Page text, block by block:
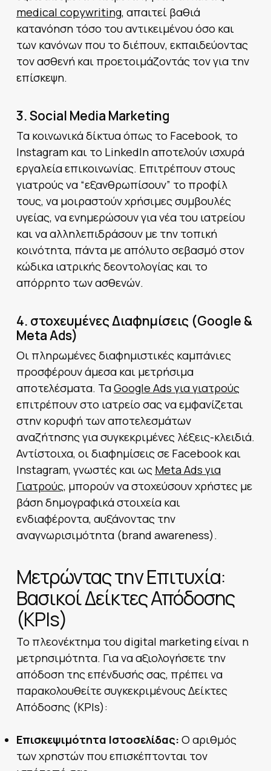
medical copywriting, απαιτεί βαθιά
κατανόηση τόσο του αντικειμένου όσο και
των κανόνων που το διέπουν, εκπαιδεύοντας
τον ασθενή και προετοιμάζοντάς τον για την
επίσκεψη.
3. Social Media Marketing
Τα κοινωνικά δίκτυα όπως το Facebook, το
Instagram και το LinkedIn αποτελούν ισχυρά
εργαλεία επικοινωνίας. Επιτρέπουν στους
γιατρούς να “εξανθρωπίσουν” το προφίλ
τους, να μοιραστούν χρήσιμες συμβουλές
υγείας, να ενημερώσουν για νέα του ιατρείου
και να αλληλεπιδράσουν με την τοπική
κοινότητα, πάντα με απόλυτο σεβασμό στον
κώδικα ιατρικής δεοντολογίας και το
απόρρητο των ασθενών.
4. στοχευμένες Διαφημίσεις (Google &
Meta Ads)
Οι πληρωμένες διαφημιστικές καμπάνιες
προσφέρουν άμεσα και μετρήσιμα
αποτελέσματα. ΤαGoogle Ads για γιατρούς
επιτρέπουν στο ιατρείο σας να εμφανίζεται
στην κορυφή των αποτελεσμάτων
αναζήτησης για συγκεκριμένες λέξεις-κλειδιά.
Αντίστοιχα, οι διαφημίσεις σε Facebook και
Instagram, γνωστές και ως Meta Ads για
Γιατρούς, μπορούν να στοχεύσουν χρήστες με
βάση δημογραφικά στοιχεία και
ενδιαφέροντα, αυξάνοντας την
αναγνωρισιμότητα (brand awareness).
Μετρώντας την Επιτυχία:
Βασικοί Δείκτες Απόδοσης
(KPIs)
Το πλεονέκτημα του digital marketing είναι η
μετρησιμότητα. Για να αξιολογήσετε την
απόδοση της επένδυσής σας, πρέπει να
παρακολουθείτε συγκεκριμένους Δείκτες
Απόδοσης (KPIs):
Επισκεψιμότητα Ιστοσελίδας: Ο αριθμός
των χρηστών που επισκέπτονται τον